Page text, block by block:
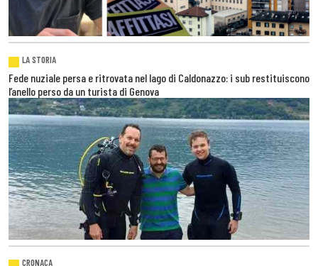
LA STORIA
Fede nuziale persa e ritrovata nel lago di Caldonazzo: i sub restituiscono
l’anello perso da un turista di Genova
CRONACA